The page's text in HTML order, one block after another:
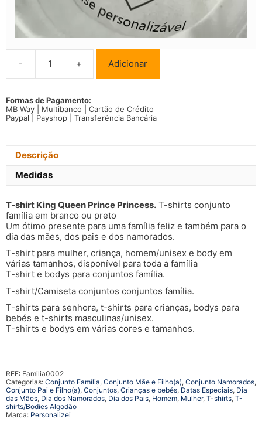
-
Quantidade
de
King
Queen
Família
+ Adicionar
Formas de Pagamento:
MB Way | Multibanco | Cartão de Crédito
Paypal | Payshop | Transferência Bancária
Descrição
Medidas
T-shirt King Queen Prince Princess. T-shirts conjunto
família em branco ou preto
Um ótimo presente para uma família feliz e também para o
dia das mães, dos pais e dos namorados.
T-shirt para mulher, criança, homem/unisex e body em
várias tamanhos, disponível para toda a família
T-shirt e bodys para conjuntos família.
T-shirt/Camiseta conjuntos conjuntos família.
T-shirts para senhora, t-shirts para crianças, bodys para
bebés e t-shirts masculinas/unisex.
T-shirts e bodys em várias cores e tamanhos.
REF: Familia0002
Categorias: Conjunto Família, Conjunto Mãe e Filho(a), Conjunto Namorados,
Conjunto Pai e Filho(a), Conjuntos, Crianças e bebés, Datas Especiais, Dia
das Mães, Dia dos Namorados, Dia dos Pais, Homem, Mulher, T-shirts, T-
shirts/Bodies Algodão
Marca: Personalizei